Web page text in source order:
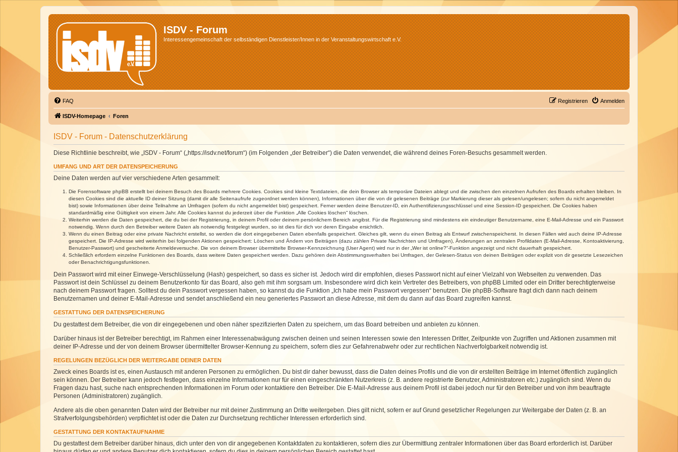
ISDV - Forum
Interessengemeinschaft der selbständigen Dienstleister/Innen in der Veranstaltungswirtschaft e.V.
FAQ Anmelden
Registrieren
ISDV-Homepage Foren
ISDV - Forum - Datenschutzerklärung
Diese Richtlinie beschreibt, wie „ISDV - Forum“ („https://isdv.net/forum“) (im Folgenden „der Betreiber“) die Daten verwendet, die während deines Foren-Besuchs gesammelt werden.
UMFANG UND ART DER DATENSPEICHERUNG
Deine Daten werden auf vier verschiedene Arten gesammelt:
Die Forensoftware phpBB erstellt bei deinem Besuch des Boards mehrere Cookies. Cookies sind kleine Textdateien, die dein Browser als temporäre Dateien ablegt und die zwischen den einzelnen Aufrufen des Boards erhalten bleiben. In
diesen Cookies sind die aktuelle ID deiner Sitzung (damit dir alle Seitenaufrufe zugeordnet werden können), Informationen über die von dir gelesenen Beiträge (zur Markierung dieser als gelesen/ungelesen; sofern du nicht angemeldet
bist) sowie Informationen über deine Teilnahme an Umfragen (sofern du nicht angemeldet bist) gespeichert. Ferner werden deine Benutzer-ID, ein Authentifizierungsschlüssel und eine Session-ID gespeichert. Die Cookies haben
standardmäßig eine Gültigkeit von einem Jahr. Alle Cookies kannst du jederzeit über die Funktion „Alle Cookies löschen“ löschen.
Weiterhin werden die Daten gespeichert, die du bei der Registrierung, in deinem Profil oder deinem persönlichem Bereich angibst. Für die Registrierung sind mindestens ein eindeutiger Benutzername, eine E-Mail-Adresse und ein Passwort
notwendig. Wenn durch den Betreiber weitere Daten als notwendig festgelegt wurden, so ist dies für dich vor deren Eingabe ersichtlich.
Wenn du einen Beitrag oder eine private Nachricht erstellst, so werden die dort eingegebenen Daten ebenfalls gespeichert. Gleiches gilt, wenn du einen Beitrag als Entwurf zwischenspeicherst. In diesen Fällen wird auch deine IP-Adresse
gespeichert. Die IP-Adresse wird weiterhin bei folgenden Aktionen gespeichert: Löschen und Ändern von Beiträgen (dazu zählen Private Nachrichten und Umfragen), Änderungen an zentralen Profildaten (E-Mail-Adresse, Kontoaktivierung,
Benutzer-Passwort) und gescheiterte Anmeldeversuche. Die von deinem Browser übermittelte Browser-Kennzeichnung (User Agent) wird nur in der „Wer ist online?“-Funktion angezeigt und nicht dauerhaft gespeichert.
Schließlich erfordern einzelne Funktionen des Boards, dass weitere Daten gespeichert werden. Dazu gehören dein Abstimmungsverhalten bei Umfragen, der Gelesen-Status von deinen Beiträgen oder explizit von dir gesetzte Lesezeichen
oder Benachrichtigungsfunktionen.
Dein Passwort wird mit einer Einwege-Verschlüsselung (Hash) gespeichert, so dass es sicher ist. Jedoch wird dir empfohlen, dieses Passwort nicht auf einer Vielzahl von Webseiten zu verwenden. Das
Passwort ist dein Schlüssel zu deinem Benutzerkonto für das Board, also geh mit ihm sorgsam um. Insbesondere wird dich kein Vertreter des Betreibers, von phpBB Limited oder ein Dritter berechtigterweise
nach deinem Passwort fragen. Solltest du dein Passwort vergessen haben, so kannst du die Funktion „Ich habe mein Passwort vergessen“ benutzen. Die phpBB-Software fragt dich dann nach deinem
Benutzernamen und deiner E-Mail-Adresse und sendet anschließend ein neu generiertes Passwort an diese Adresse, mit dem du dann auf das Board zugreifen kannst.
GESTATTUNG DER DATENSPEICHERUNG
Du gestattest dem Betreiber, die von dir eingegebenen und oben näher spezifizierten Daten zu speichern, um das Board betreiben und anbieten zu können.
Darüber hinaus ist der Betreiber berechtigt, im Rahmen einer Interessenabwägung zwischen deinen und seinen Interessen sowie den Interessen Dritter, Zeitpunkte von Zugriffen und Aktionen zusammen mit
deiner IP-Adresse und der von deinem Browser übermittelter Browser-Kennung zu speichern, sofern dies zur Gefahrenabwehr oder zur rechtlichen Nachverfolgbarkeit notwendig ist.
REGELUNGEN BEZÜGLICH DER WEITERGABE DEINER DATEN
Zweck eines Boards ist es, einen Austausch mit anderen Personen zu ermöglichen. Du bist dir daher bewusst, dass die Daten deines Profils und die von dir erstellten Beiträge im Internet öffentlich zugänglich
sein können. Der Betreiber kann jedoch festlegen, dass einzelne Informationen nur für einen eingeschränkten Nutzerkreis (z. B. andere registrierte Benutzer, Administratoren etc.) zugänglich sind. Wenn du
Fragen dazu hast, suche nach entsprechenden Informationen im Forum oder kontaktiere den Betreiber. Die E-Mail-Adresse aus deinem Profil ist dabei jedoch nur für den Betreiber und von ihm beauftragte
Personen (Administratoren) zugänglich.
Andere als die oben genannten Daten wird der Betreiber nur mit deiner Zustimmung an Dritte weitergeben. Dies gilt nicht, sofern er auf Grund gesetzlicher Regelungen zur Weitergabe der Daten (z. B. an
Strafverfolgungsbehörden) verpflichtet ist oder die Daten zur Durchsetzung rechtlicher Interessen erforderlich sind.
GESTATTUNG DER KONTAKTAUFNAHME
Du gestattest dem Betreiber darüber hinaus, dich unter den von dir angegebenen Kontaktdaten zu kontaktieren, sofern dies zur Übermittlung zentraler Informationen über das Board erforderlich ist. Darüber